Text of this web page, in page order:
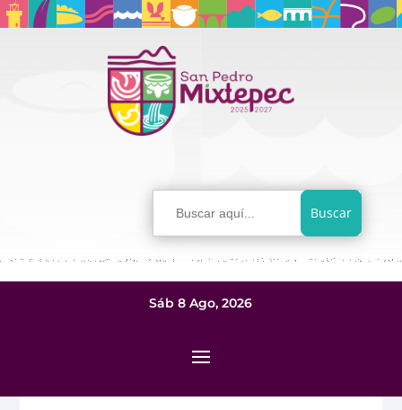
Buscar:
Sáb 8 Ago, 2026